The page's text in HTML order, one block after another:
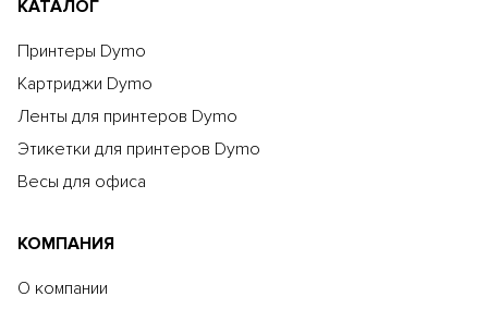
КАТАЛОГ
Принтеры Dymo
Картриджи Dymo
Ленты для принтеров Dymo
Этикетки для принтеров Dymo
Весы для офиса
КОМПАНИЯ
О компании